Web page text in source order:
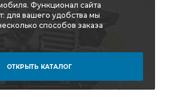
Функционал сайта
для вашего удобства мы
способов заказа
ОТКРЫТЬ КАТАЛОГ